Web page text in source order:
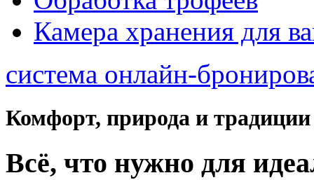
Камера хранения для
система онлайн-
Комфорт, природа и традиции
Всё, что нужно для